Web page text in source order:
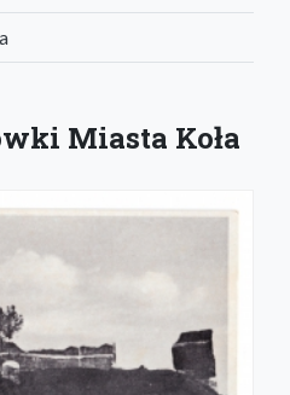
Miasta Koła